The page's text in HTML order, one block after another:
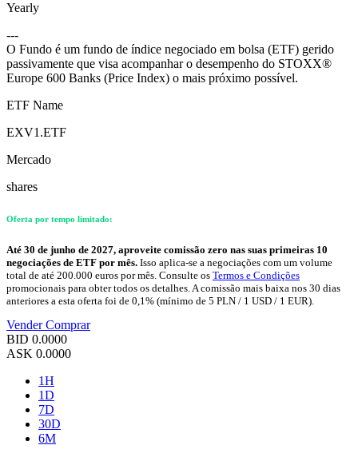
Yearly
---
O Fundo é um fundo de índice negociado em bolsa (ETF) gerido
passivamente que visa acompanhar o desempenho do STOXX®
Europe 600 Banks (Price Index) o mais próximo possível.
ETF Name
EXV1.ETF
Mercado
shares
Oferta por tempo limitado:
Até 30 de junho de 2027, aproveite comissão zero nas suas primeiras 10
negociações de ETF por mês. Isso aplica-se a negociações com um volume
total de até 200.000 euros por mês. Consulte os Termos e Condições
promocionais para obter todos os detalhes. A comissão mais baixa nos 30 dias
anteriores a esta oferta foi de 0,1% (mínimo de 5 PLN / 1 USD / 1 EUR).
VenderComprar
BID 0.0000
ASK 0.0000
1H
1D
7D
30D
6M